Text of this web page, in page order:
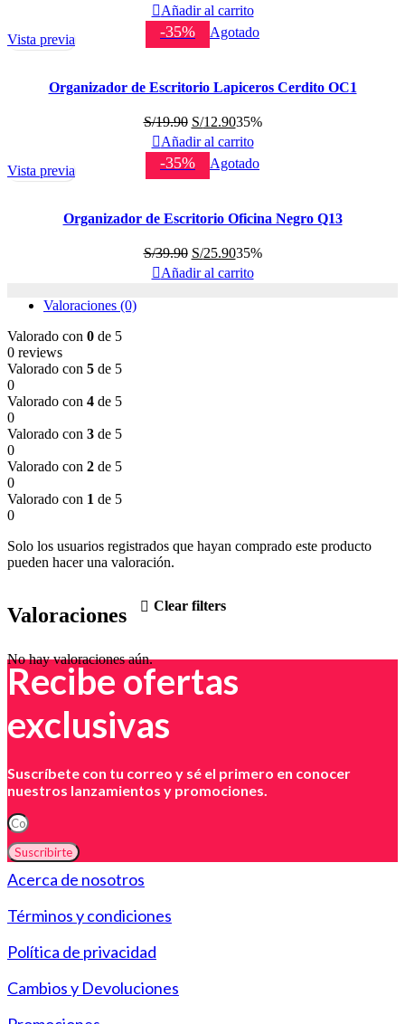
precio
original
era:
precio
actual
Añadir al carrito
-35% Agotado
Vista previa
Organizador de Escritorio Lapiceros Cerdito OC1
S/19.90 El
precio
original
era:
S/12.90El
precio
actual
35%
Añadir al carrito
-35% Agotado
Vista previa
Organizador de Escritorio Oficina Negro Q13
S/39.90 El
precio
S/25.90El
precio
35%
Añadir al carrito
Valoraciones (0)
Valorado con 0 de 5
0 reviews
Valorado con 5 de 5
0
Valorado con 4 de 5
0
Valorado con 3 de 5
0
Valorado con 2 de 5
0
Valorado con 1 de 5
0
Valoraciones Clear filters
No hay valoraciones aún.
Solo los usuarios registrados que hayan comprado este producto
pueden hacer una valoración.
Recibe ofertas
exclusivas
Suscríbete con tu correo y sé el primero en conocer
nuestros lanzamientos y promociones.
Suscribirte
Acerca de nosotros
Términos y condiciones
Política de privacidad
Cambios y Devoluciones